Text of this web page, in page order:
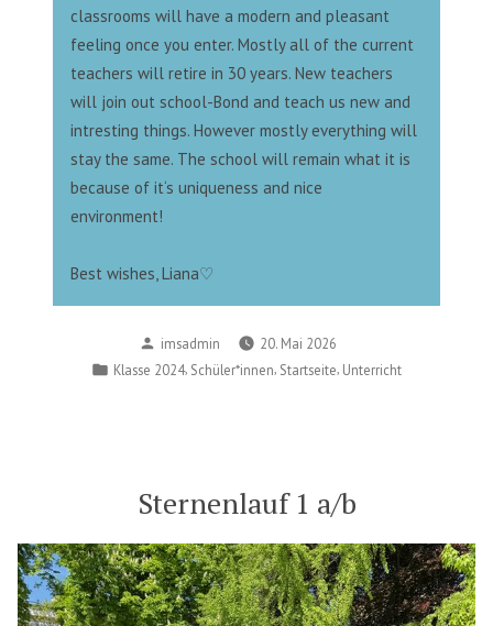
classrooms will have a modern and pleasant
feeling once you enter. Mostly all of the current
teachers will retire in 30 years. New teachers
will join out school-Bond and teach us new and
intresting things. However mostly everything will
stay the same. The school will remain what it is
because of it‘s uniqueness and nice
environment!
Best wishes, Liana♡
Posted
by
imsadmin
20. Mai 2026
Posted
Klasse 2024, Schüler*innen, Startseite, Unterricht
Sternenlauf 1 a/b